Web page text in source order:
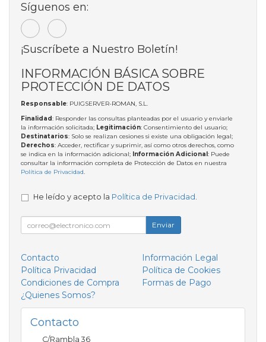
Síguenos en:
¡Suscríbete a Nuestro Boletín!
INFORMACIÓN BÁSICA SOBRE
PROTECCIÓN DE DATOS
Responsable: PUIGSERVER-ROMAN, S.L.
Finalidad: Responder las consultas planteadas por el usuario y enviarle
la información solicitada; Legitimación: Consentimiento del usuario;
Destinatarios: Solo se realizan cesiones si existe una obligación legal;
Derechos: Acceder, rectificar y suprimir, así como otros derechos, como
se indica en la información adicional; Información Adicional: Puede
consultar la información completa de Protección de Datos en nuestra
Política de Privacidad.
He leído y acepto la Política de Privacidad .
Enviar
Contacto
Información Legal
Política Privacidad
Política de Cookies
Condiciones de Compra
Formas de Pago
¿Quienes Somos?
Contacto
C/Rambla 36